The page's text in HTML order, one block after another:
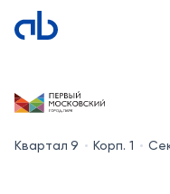
Квартал 9 Корп. 1